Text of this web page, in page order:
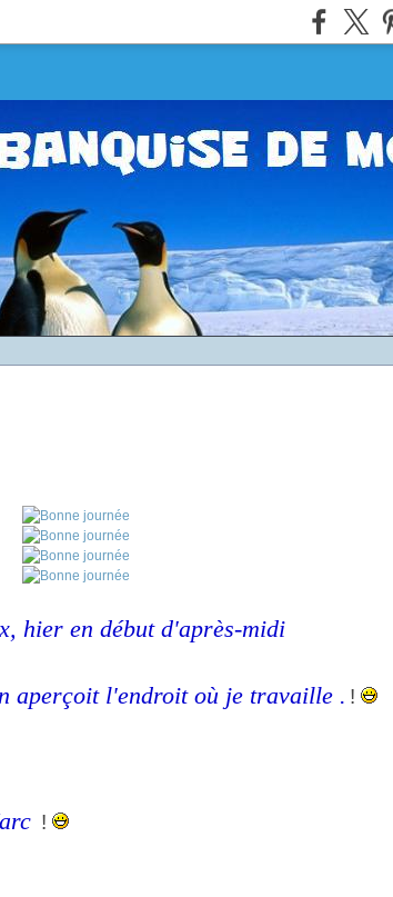
hier en début d'après-midi
aperçoit l'endroit où je travaille . !
!